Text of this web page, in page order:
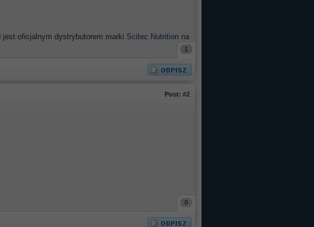
jest oficjalnym dystrybutorem marki Scitec Nutrition na
1
Post: #2
0